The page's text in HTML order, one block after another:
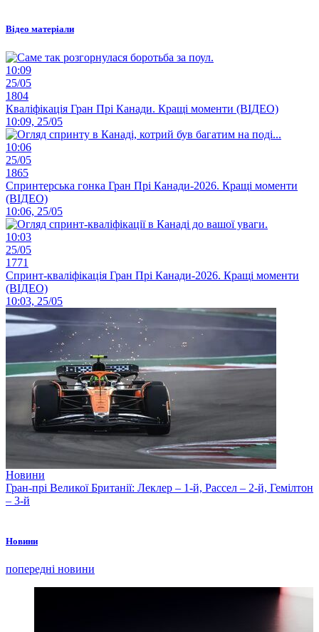
Відео матеріали
10:09
25/05
1804
Кваліфікація Гран Прі Канади. Кращі моменти (ВІДЕО)
10:09, 25/05
10:06
25/05
1865
Спринтерська гонка Гран Прі Канади-2026. Кращі моменти
(ВІДЕО)
10:06, 25/05
10:03
25/05
1771
Спринт-кваліфікація Гран Прі Канади-2026. Кращі моменти
(ВІДЕО)
10:03, 25/05
Новини
Гран-прі Великої Британії: Леклер – 1-й, Рассел – 2-й, Гемілтон
– 3-й
Новини
попередні новини